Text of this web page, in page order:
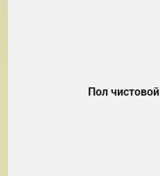
Пол чистовой